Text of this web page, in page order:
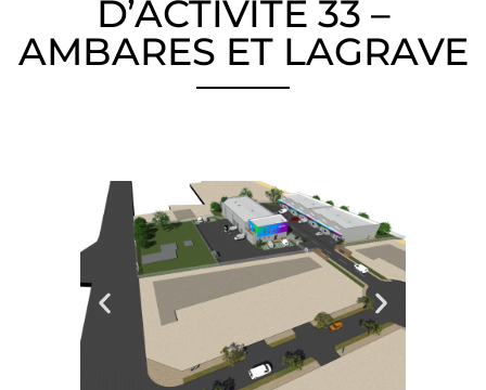
D’ACTIVITÉ 33 –
AMBARES ET LAGRAVE